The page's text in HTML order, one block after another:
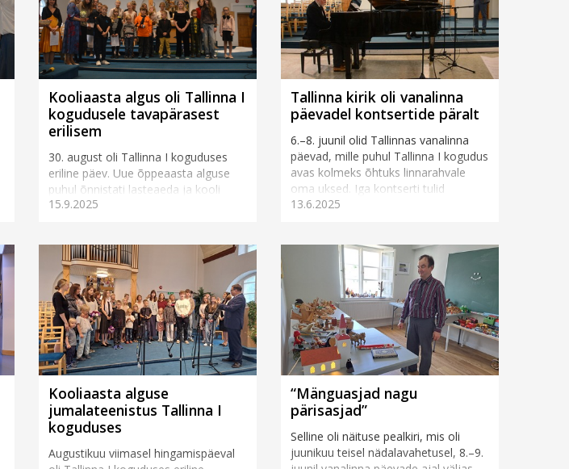
Kooliaasta algus oli Tallinna I
kogudusele tavapärasest
erilisem
30. august oli Tallinna I koguduses
eriline päev. Uue õppeaasta alguse
puhul õnnistati lasteaeda ja kooli
minejaid ning kõiki kogudusega
15.9.2025
Tallinna kirik oli vanalinna
päevadel kontsertide päralt
6.–8. juunil olid Tallinnas vanalinna
päevad, mille puhul Tallinna I kogudus
avas kolmeks õhtuks linnarahvale
oma uksed. Iga kontserti tulid
kuulama ka mõningad koguduse
13.6.2025
Kooliaasta alguse
jumalateenistus Tallinna I
koguduses
Augustikuu viimasel hingamispäeval
“Mänguasjad nagu
pärisasjad”
Selline oli näituse pealkiri, mis oli
juunikuu teisel nädalavahetusel, 8.–9.